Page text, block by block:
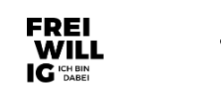
content